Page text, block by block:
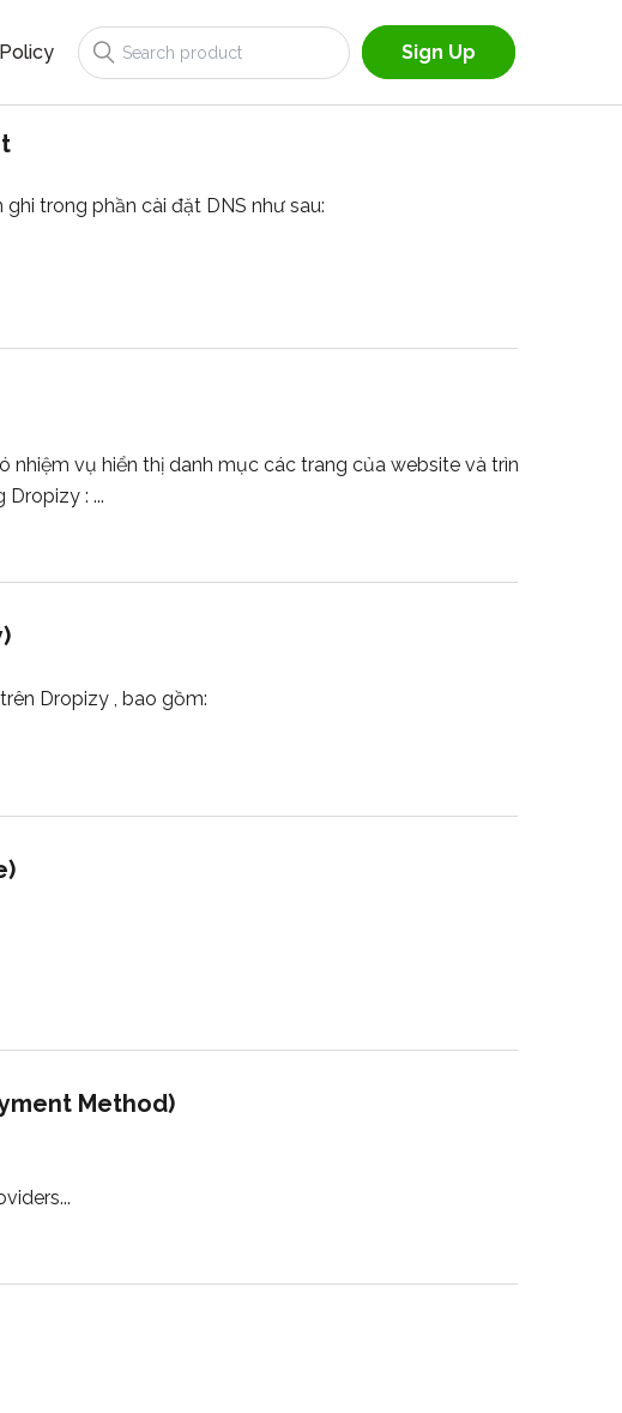
Policy Sign Up
trong phần cài đặt DNS như sau:
nhiệm vụ hiển thị danh mục các trang của website và trình bày
: ...
Dropizy , bao gồm:
Method)